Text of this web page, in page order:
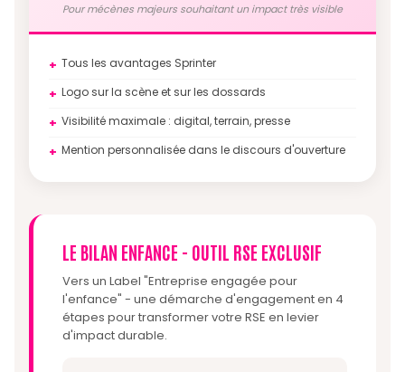
Pour mécènes majeurs souhaitant un impact très visible
+ Tous les avantages Sprinter
+ Logo sur la scène et sur les dossards
+ Visibilité maximale : digital, terrain, presse
+ Mention personnalisée dans le discours d'ouverture
LE BILAN ENFANCE - OUTIL RSE EXCLUSIF
Vers un Label "Entreprise engagée pour
l'enfance" - une démarche d'engagement en 4
étapes pour transformer votre RSE en levier
d'impact durable.